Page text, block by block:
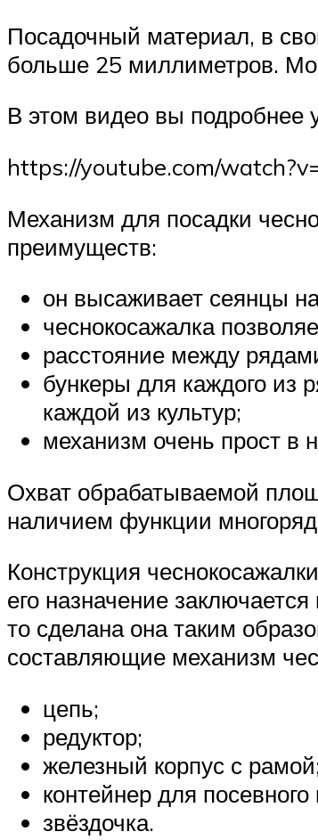
Посадочный материал, в
больше 25 миллиметров.
В этом видео вы подробнее
https://youtube.com/
Механизм для посадки
преимуществ:
он высаживает сеянцы
чеснокосажалка
расстояние между
бункеры для каждого из
каждой из культур;
механизм очень прост в
Охват обрабатываемой
наличием функции
Конструкция
его назначение
то сделана она таким
составляющие механизм
цепь;
редуктор;
железный корпус с
контейнер для
звёздочка.